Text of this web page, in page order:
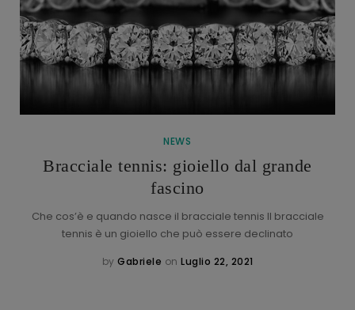
NEWS
Bracciale tennis: gioiello dal grande
fascino
Che cos’è e quando nasce il bracciale tennis Il bracciale
tennis è un gioiello che può essere declinato
by Gabriele on Luglio 22, 2021